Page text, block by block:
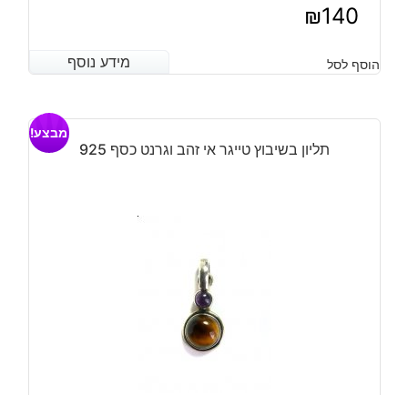
₪140
מידע נוסף הוסף לסל מידע נוסף
תליון בשיבוץ טייגר אי זהב וגרנט כסף 925
מבצע!